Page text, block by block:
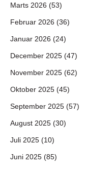
Marts 2026 (53)
Februar 2026 (36)
Januar 2026 (24)
December 2025 (47)
November 2025 (62)
Oktober 2025 (45)
September 2025 (57)
August 2025 (30)
Juli 2025 (10)
Juni 2025 (85)